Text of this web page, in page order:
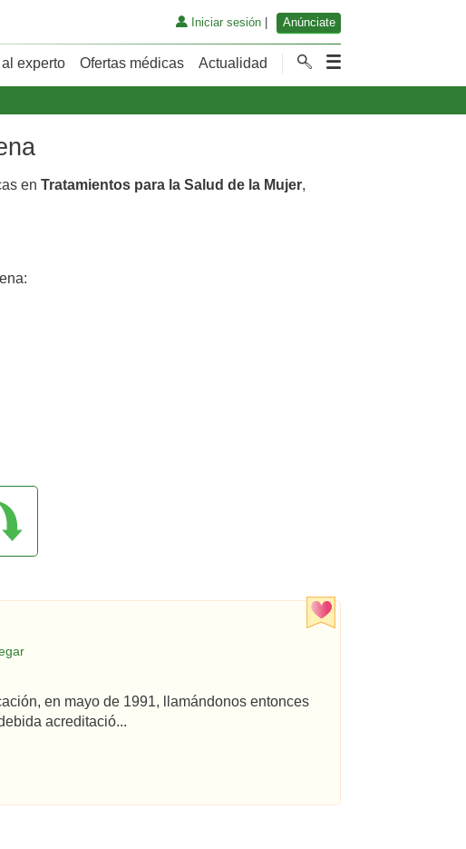
Iniciar sesión| Anúnciate
experto Ofertas médicas Actualidad
en Tratamientos para la Salud de la Mujer,
en mayo de 1991, llamándonos entonces
acreditació...